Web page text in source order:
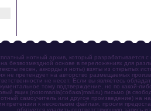
нотный архив, который разрабатывается
безвозмездной основе в переложениях для
песен, аккорды и ноты) взяты из открытых
не претендует на авторство размещаемых
не несет. Если вы являетесь
тому подтверждение, но по какой-
ящик (notomania[собака]mail.ru) письмо (в
самоучитель или другое произведение)
претензии к нескольким файлам, просим
обязуется удалить соответствующую запись